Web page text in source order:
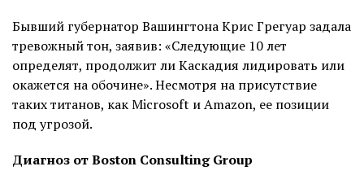
Бывший губернатор Вашингтона Крис Грегуар задала
тревожный тон, заявив: «Следующие 10 лет
определят, продолжит ли Каскадия лидировать или
окажется на обочине». Несмотря на присутствие
таких титанов, как Microsoft и Amazon, ее позиции
под угрозой.
Диагноз от Boston Consulting Group